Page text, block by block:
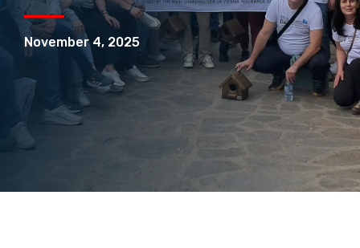
November 4, 2025